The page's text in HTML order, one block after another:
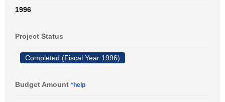
1996
Project Status
Completed (Fiscal Year 1996)
Budget Amount *help